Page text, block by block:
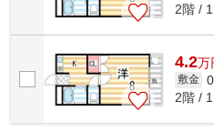
2階 /
4.2万
敷金
2階 /